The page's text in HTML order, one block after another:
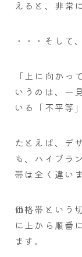
えると、非常
・・・そして
「上に向かっ
いうのは、一
いる「不平等
たとえば、デ
も、ハイブラ
帯は全く違い
価格帯という
に上から順番
ます。